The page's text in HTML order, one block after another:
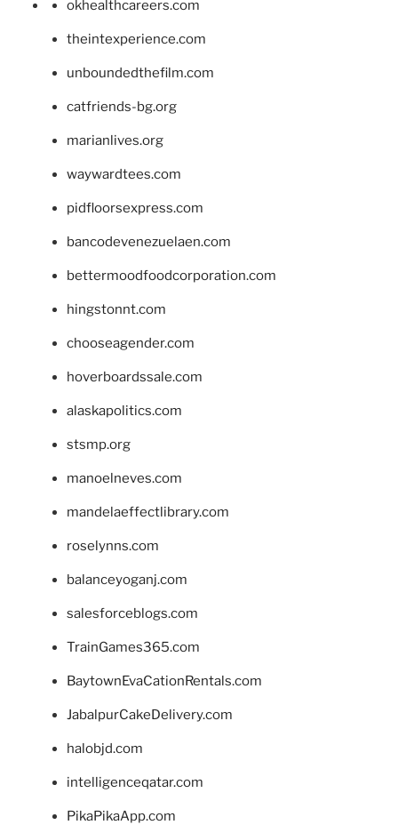
okhealthcareers.com
theintexperience.com
unboundedthefilm.com
catfriends-bg.org
marianlives.org
waywardtees.com
pidfloorsexpress.com
bancodevenezuelaen.com
bettermoodfoodcorporation.com
hingstonnt.com
chooseagender.com
hoverboardssale.com
alaskapolitics.com
stsmp.org
manoelneves.com
mandelaeffectlibrary.com
roselynns.com
balanceyoganj.com
salesforceblogs.com
TrainGames365.com
BaytownEvaCationRentals.com
JabalpurCakeDelivery.com
halobjd.com
intelligenceqatar.com
PikaPikaApp.com